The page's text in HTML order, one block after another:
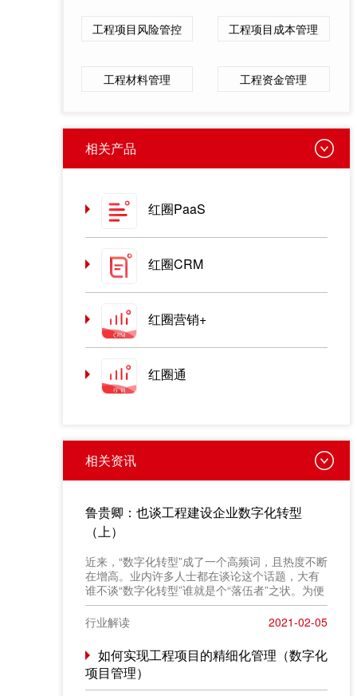
工程项目风险管控 工程项目成本管理
工程材料管理 工程资金管理
相关产品
红圈PaaS
红圈CRM
红圈营销+
红圈通
相关资讯
鲁贵卿：也谈工程建设企业数字化转型
（上）
近来，“数字化转型”成了一个高频词，且热度不断
在增高。业内许多人士都在谈论这个话题，大有
谁不谈“数字化转型”谁就是个“落伍者”之状。为便
于在相同语境下讨论问题，今天我也凑个热闹，
以“数字化转型”为题，谈一点粗浅认识，就教于同
行。
行业解读 2021-02-05
如何实现工程项目的精细化管理（数字化
项目管理）